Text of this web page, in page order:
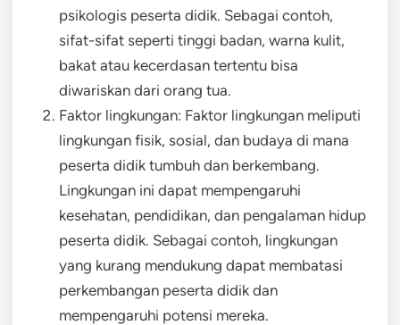
psikologis peserta didik. Sebagai contoh,
sifat-sifat seperti tinggi badan, warna kulit,
bakat atau kecerdasan tertentu bisa
diwariskan dari orang tua.
Faktor lingkungan: Faktor lingkungan meliputi
lingkungan fisik, sosial, dan budaya di mana
peserta didik tumbuh dan berkembang.
Lingkungan ini dapat mempengaruhi
kesehatan, pendidikan, dan pengalaman hidup
peserta didik. Sebagai contoh, lingkungan
yang kurang mendukung dapat membatasi
perkembangan peserta didik dan
mempengaruhi potensi mereka.